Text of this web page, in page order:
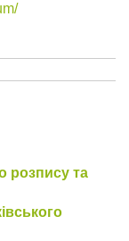
розпису та